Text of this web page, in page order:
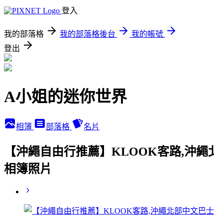
登入
我的部落格 我的部落格後台
我的帳號
登出
A小姐的迷你世界
相簿 部落格 名片
【沖繩自由行推薦】KLOOK客路,沖
相簿照片